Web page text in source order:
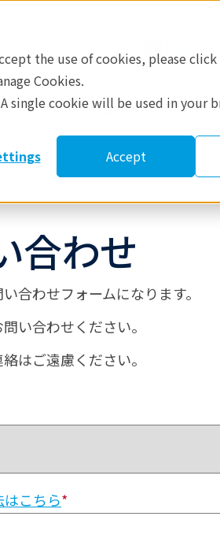
the use of cookies, please
Cookies.
single cookie will be used in your
Accept
日
修理・サポート
合わせ
い合わせフォームになります。
い合わせください。
はご遠慮ください。
こちら*